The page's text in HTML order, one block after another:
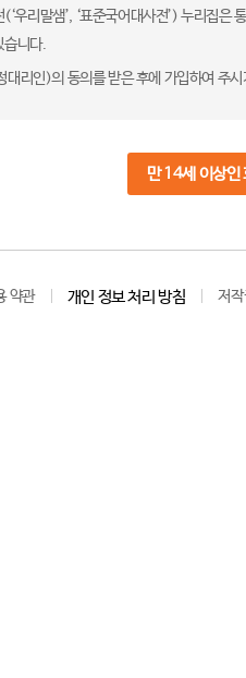
우리말샘’, ‘표준국어대사전’) 누리집
습니다.
리인)의 동의를 받은 후에 가입하여 주
만 14세 이상인
약관 개인 정보 처리 방침 저